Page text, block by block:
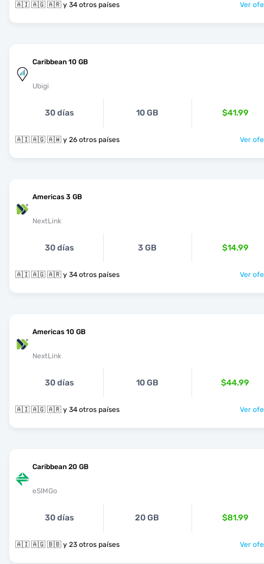
🇦🇮 🇦🇬 🇦🇷 y 34 otros países Ver
Caribbean 10 GB
Ubigi
30 días 10 GB $41.99
🇦🇮 🇦🇬 🇦🇼 y 26 otros países Ver
Americas 3 GB
NextLink
30 días 3 GB $14.99
🇦🇮 🇦🇬 🇦🇷 y 34 otros países Ver
Americas 10 GB
NextLink
30 días 10 GB $44.99
🇦🇮 🇦🇬 🇦🇷 y 34 otros países Ver
Caribbean 20 GB
eSIMGo
30 días 20 GB $81.99
🇦🇮 🇦🇬 🇧🇧 y 23 otros países Ver